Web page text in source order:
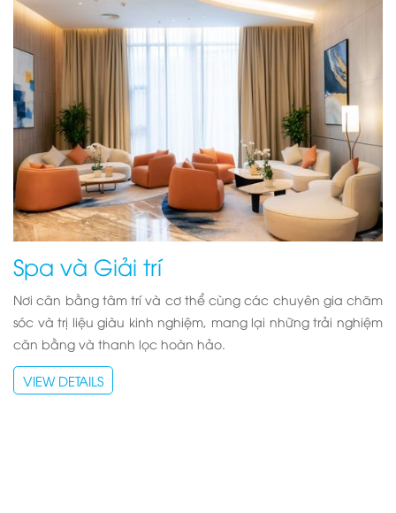
Spa và Giải trí
Nơi cân bằng tâm trí và cơ thể cùng các chuyên gia chăm
sóc và trị liệu giàu kinh nghiệm, mang lại những trải nghiệm
cân bằng và thanh lọc hoàn hảo.
VIEW DETAILS